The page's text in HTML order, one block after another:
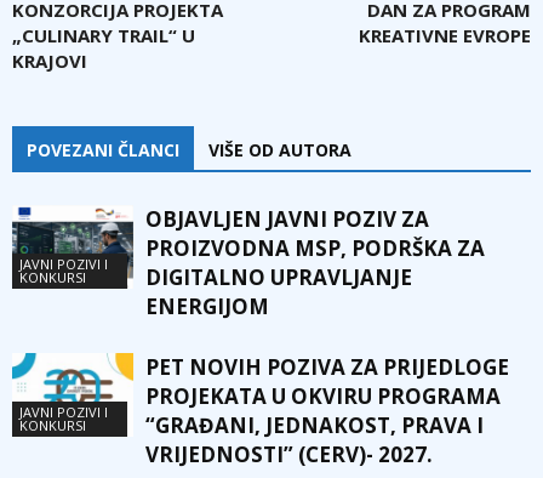
KONZORCIJA PROJEKTA
„CULINARY TRAIL“ U
KRAJOVI
DAN ZA PROGRAM
KREATIVNE EVROPE
POVEZANI ČLANCI VIŠE OD AUTORA
JAVNI POZIVI I
KONKURSI
OBJAVLJEN JAVNI POZIV ZA
PROIZVODNA MSP, PODRŠKA ZA
DIGITALNO UPRAVLJANJE
ENERGIJOM
JAVNI POZIVI I
KONKURSI
PET NOVIH POZIVA ZA PRIJEDLOGE
PROJEKATA U OKVIRU PROGRAMA
“GRAĐANI, JEDNAKOST, PRAVA I
VRIJEDNOSTI” (CERV)- 2027.